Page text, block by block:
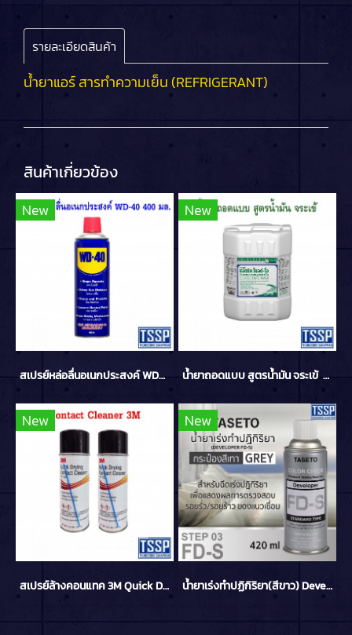
รายละเอียดสินค้า
น้ำยาแอร์ สารทำความเย็น (REFRIGERANT)
สินค้าเกี่ยวข้อง
New
สเปรย์หล่อลื่นอเนกประสงค์ WD-40 400 มล.
New
น้ำยาถอดแบบ สูตรน้ำมัน จระเข้ ขนาด 20 ลิตร
New
สเปรย์ล้างคอนแทค 3M Quick Drying Contact Cleaner
New
น้ำยาเร่งทำปฏิกิริยา(สีขาว) Developer FD-S 420ml TASETO